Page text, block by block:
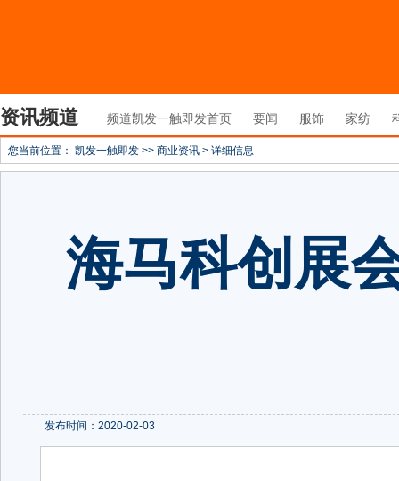
资讯频道 频道凯发一触即发首页 要闻 服饰 家纺
您当前位置： 凯发一触即发 >> 商业资讯 > 详细信息
海马科创展
发布时间：2020-02-03